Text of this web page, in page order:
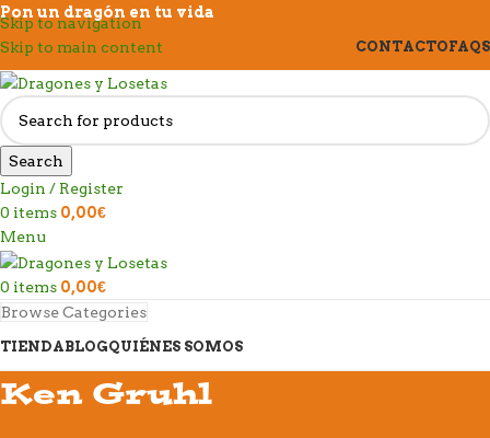
Skip to navigation
Skip to main content
Pon un dragón en tu vida
CONTACTOFAQS
Search
Login / Register
0 items 0,00€
Menu
0 items 0,00€
Browse Categories
TIENDABLOGQUIÉNES SOMOS
Ken Gruhl